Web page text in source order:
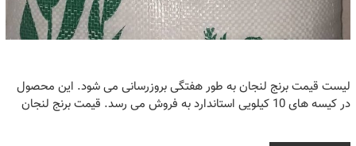
لیست قیمت برنج لنجان به طور هفتگی بروزرسانی می شود. این محصول
در کیسه های 10 کیلویی استاندارد به فروش می رسد. قیمت برنج لنجان